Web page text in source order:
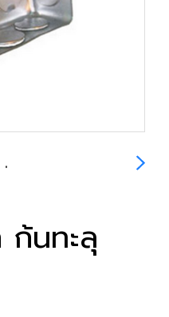
นทะลุ